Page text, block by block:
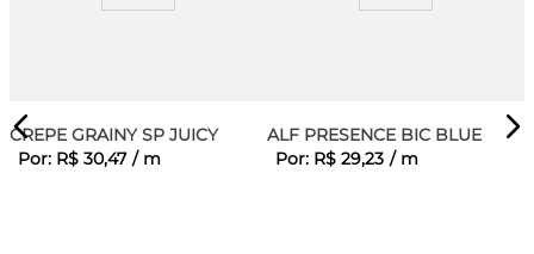
CREPE GRAINY SP JUICY
Por: R$ 30,47 / m
ALF PRESENCE BIC BLUE
Por: R$ 29,23 / m